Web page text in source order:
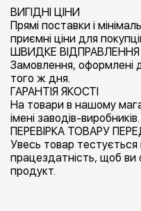
ВИГІДНІ ЦІНИ
Прямі поставки і
приємні ціни для
ШВИДКЕ ВІДПРАВЛЕННЯ
Замовлення, оформлені
того ж дня.
ГАРАНТІЯ ЯКОСТІ
На товари в нашому
імені заводів-виробників.
ПЕРЕВІРКА ТОВАРУ
Увесь товар
працездатність, щоб
продукт.